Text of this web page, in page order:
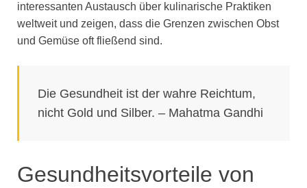
interessanten Austausch über kulinarische Praktiken
weltweit und zeigen, dass die Grenzen zwischen Obst
und Gemüse oft fließend sind.
Die Gesundheit ist der wahre Reichtum,
nicht Gold und Silber. – Mahatma Gandhi
Gesundheitsvorteile von